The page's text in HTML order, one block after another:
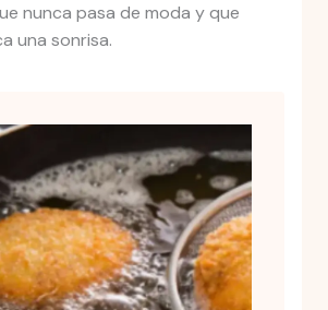
nunca pasa de moda y que
una sonrisa.